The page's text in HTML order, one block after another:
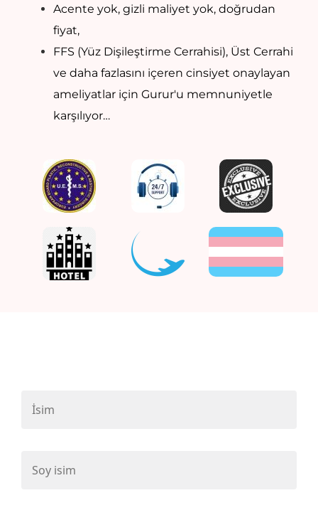
Acente yok, gizli maliyet yok, doğrudan
fiyat,
FFS (Yüz Dişileştirme Cerrahisi), Üst Cerrahi
ve daha fazlasını içeren cinsiyet onaylayan
ameliyatlar için Gurur'u memnuniyetle
karşılıyor…